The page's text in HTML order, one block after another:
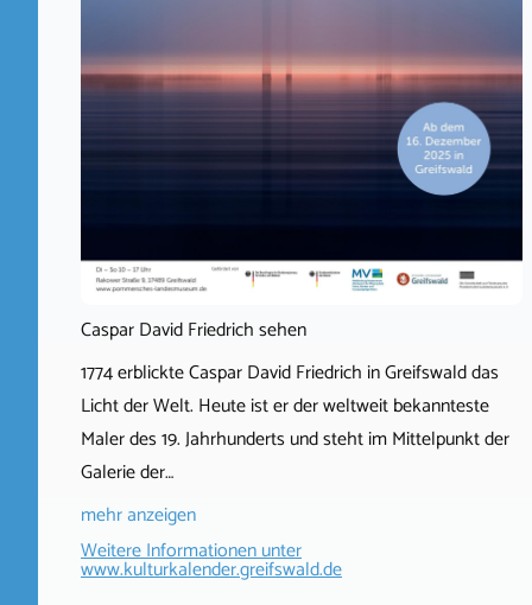
Caspar David Friedrich sehen
1774 erblickte Caspar David Friedrich in Greifswald das
Licht der Welt. Heute ist er der weltweit bekannteste
Maler des 19. Jahrhunderts und steht im Mittelpunkt der
Galerie der…
mehr anzeigen
Weitere Informationen unter
www.kulturkalender.greifswald.de